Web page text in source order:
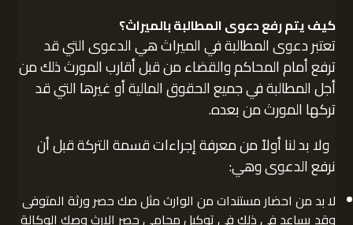
كيف يتم رفع دعوى المطالبة بالميراث؟
تعتبر دعوى المطالبة في الميراث هي الدعوى التي قد
ترفع أمام المحاكم والقضاء من قبل أقارب المورث ذلك من
أجل المطالبة في جميع الحقوق المالية أو غيرها التي قد
تركها المورث من بعده.
ولا بد لنا أولاً من معرفة إجراءات قسمة التركة قبل أن
نرفع الدعوى وهي:
لا بد من احضار مستندات من الوارث مثل صك حصر ورثة المتوفى
وقد يساعد في ذلك في توكيل محامي حصر الإرث وصك الوكالة